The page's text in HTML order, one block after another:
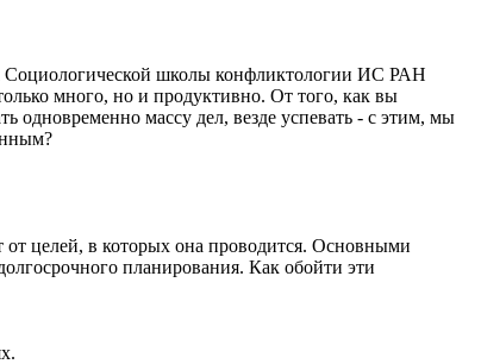
Социологической школы конфликтологии ИС РАН
много, но и продуктивно. От того, как вы
одновременно массу дел, везде успевать - с этим, мы
от целей, в которых она проводится. Основными
планирования. Как обойти эти